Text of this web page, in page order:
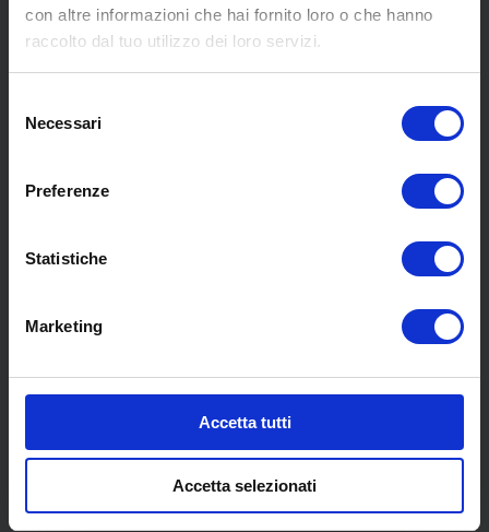
con altre informazioni che hai fornito loro o che hanno
raccolto dal tuo utilizzo dei loro servizi.
delNecessari
Preferenze
Statistiche
Marketing
Accetta tutti
Accetta selezionati
MENU
Meccanica
Convenzioni